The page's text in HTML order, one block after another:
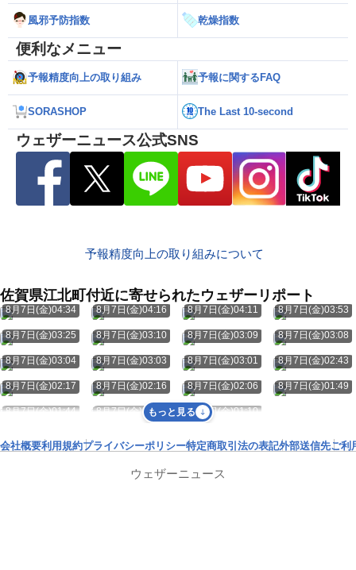
風邪予防指数 乾燥指数
便利なメニュー
予報精度向上の取り組み 予報に関するFAQ
SORASHOP The Last 10-second
ウェザーニュース公式SNS
予報精度向上の取り組みについて
佐賀県江北町付近に寄せられたウェザーリポート
8月7日(金)04:34 8月7日(金)04:16 8月7日(金)04:11 8月7日(金)03:53
8月7日(金)03:25 8月7日(金)03:10 8月7日(金)03:09 8月7日(金)03:08
8月7日(金)03:04 8月7日(金)03:03 8月7日(金)03:01 8月7日(金)02:43
8月7日(金)02:17 8月7日(金)02:16 8月7日(金)02:06 8月7日(金)01:49
8月7日(金)01:44 8月7日(金)01:37 8月7日(金)01:10
もっと見る
会社概要利用規約プライバシーポリシー特定商取引法の表記外部送信先ご利
ウェザーニュース